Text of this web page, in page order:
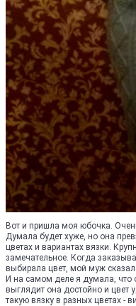
Вот и пришла моя юбочка.
Думала будет хуже, но она
цветах и вариантах вязки.
замечательное. Когда
выбирала цвет, мой муж
И на самом деле я думала, что
выглядит она достойно и цвет
такую вязку в разных цветах -